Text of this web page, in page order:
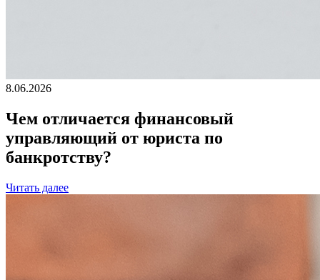
8.06.2026
Чем отличается финансовый
управляющий от юриста по
банкротству?
Читать далее